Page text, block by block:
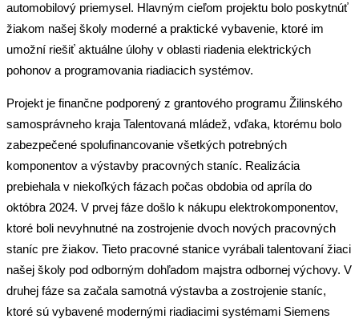
automobilový priemysel. Hlavným cieľom projektu bolo poskytnúť
žiakom našej školy moderné a praktické vybavenie, ktoré im
umožní riešiť aktuálne úlohy v oblasti riadenia elektrických
pohonov a programovania riadiacich systémov.
Projekt je finančne podporený z grantového programu Žilinského
samosprávneho kraja Talentovaná mládež, vďaka, ktorému bolo
zabezpečené spolufinancovanie všetkých potrebných
komponentov a výstavby pracovných staníc. Realizácia
prebiehala v niekoľkých fázach počas obdobia od apríla do
októbra 2024. V prvej fáze došlo k nákupu elektrokomponentov,
ktoré boli nevyhnutné na zostrojenie dvoch nových pracovných
staníc pre žiakov. Tieto pracovné stanice vyrábali talentovaní žiaci
našej školy pod odborným dohľadom majstra odbornej výchovy. V
druhej fáze sa začala samotná výstavba a zostrojenie staníc,
ktoré sú vybavené modernými riadiacimi systémami Siemens